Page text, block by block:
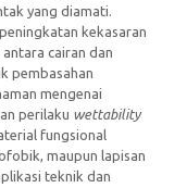
yang diamati.
kekasaran
cairan dan
pembasahan
mengenai
perilaku wettability
fungsional
maupun lapisan
teknik dan